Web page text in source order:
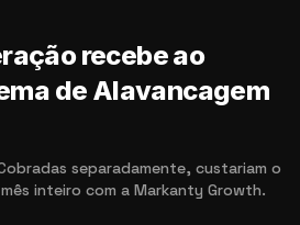
recebe ao
de Alavancagem
separadamente, custariam o
inteiro com a Markanty Growth.